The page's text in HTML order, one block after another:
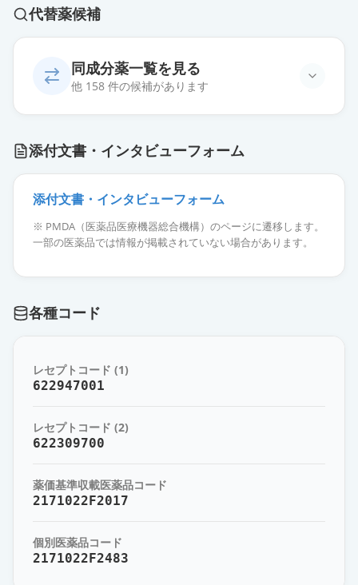
代替薬候補
同成分薬一覧を見る
他 158 件の候補があります
薬価 10.80 円
アムロジピンOD錠5mg「YD」
薬価 10.80 円
アムロジピンOD錠5mg「フソー」
アムロジピンOD錠5mg「明治」
アムロジピン錠5mg「NS」
アムロジピン錠5mg「タイヨー」
アムロジピンOD錠5mg「ZE」
添付文書・インタビューフォーム
添付文書・インタビューフォーム
※ PMDA（医薬品医療機器総合機構）のページに遷移します。
一部の医薬品では情報が掲載されていない場合があります。
各種コード
レセプトコード (1)
622947001
レセプトコード (2)
622309700
薬価基準収載医薬品コード
2171022F2017
個別医薬品コード
2171022F2483